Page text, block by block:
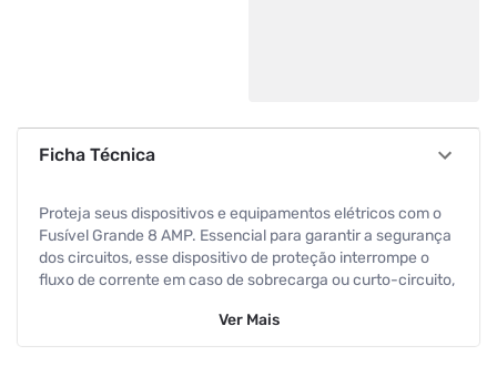
Ficha Técnica
Proteja seus dispositivos e equipamentos elétricos com o
Fusível Grande 8 AMP. Essencial para garantir a segurança
dos circuitos, esse dispositivo de proteção interrompe o
fluxo de corrente em caso de sobrecarga ou curto-circuito,
Ideal para uso em eletrônicos, automóveis e fontes de
Ver Mais